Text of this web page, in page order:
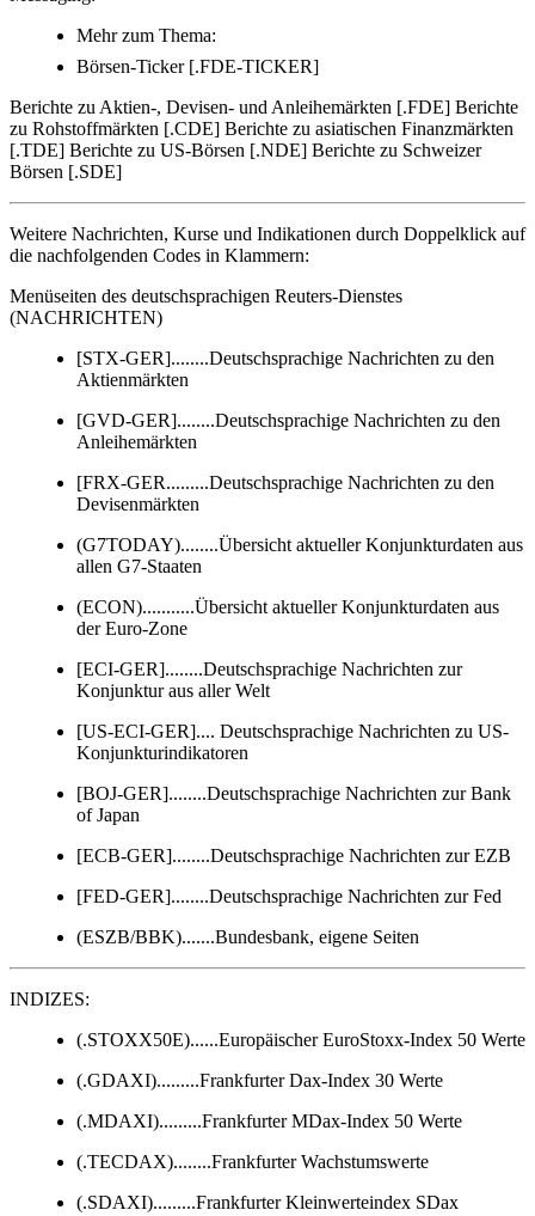
Mehr zum Thema:
Börsen-Ticker [.FDE-TICKER]
Berichte zu Aktien-, Devisen- und Anleihemärkten [.FDE] Berichte
zu Rohstoffmärkten [.CDE] Berichte zu asiatischen Finanzmärkten
[.TDE] Berichte zu US-Börsen [.NDE] Berichte zu Schweizer
Börsen [.SDE]
Weitere Nachrichten, Kurse und Indikationen durch Doppelklick auf
die nachfolgenden Codes in Klammern:
Menüseiten des deutschsprachigen Reuters-Dienstes
(NACHRICHTEN)
[STX-GER]........Deutschsprachige Nachrichten zu den
Aktienmärkten
[GVD-GER]........Deutschsprachige Nachrichten zu den
Anleihemärkten
[FRX-GER.........Deutschsprachige Nachrichten zu den
Devisenmärkten
(G7TODAY)........Übersicht aktueller Konjunkturdaten aus
allen G7-Staaten
(ECON)...........Übersicht aktueller Konjunkturdaten aus
der Euro-Zone
[ECI-GER]........Deutschsprachige Nachrichten zur
Konjunktur aus aller Welt
[US-ECI-GER].... Deutschsprachige Nachrichten zu US-
Konjunkturindikatoren
[BOJ-GER]........Deutschsprachige Nachrichten zur Bank
of Japan
[ECB-GER]........Deutschsprachige Nachrichten zur EZB
[FED-GER]........Deutschsprachige Nachrichten zur Fed
(ESZB/BBK).......Bundesbank, eigene Seiten
INDIZES:
(.STOXX50E)......Europäischer EuroStoxx-Index 50 Werte
(.GDAXI).........Frankfurter Dax-Index 30 Werte
(.MDAXI).........Frankfurter MDax-Index 50 Werte
(.TECDAX)........Frankfurter Wachstumswerte
(.SDAXI).........Frankfurter Kleinwerteindex SDax